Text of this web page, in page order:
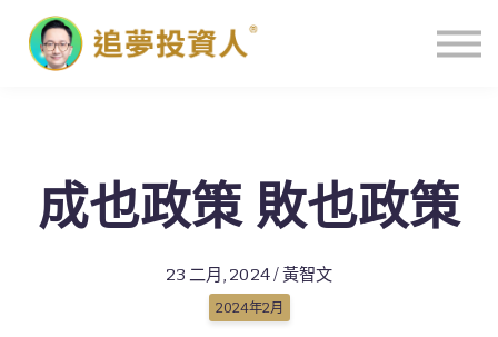
主頁
成也政策 敗也政策
23 二月, 2024 / 黃智文
2024年2月